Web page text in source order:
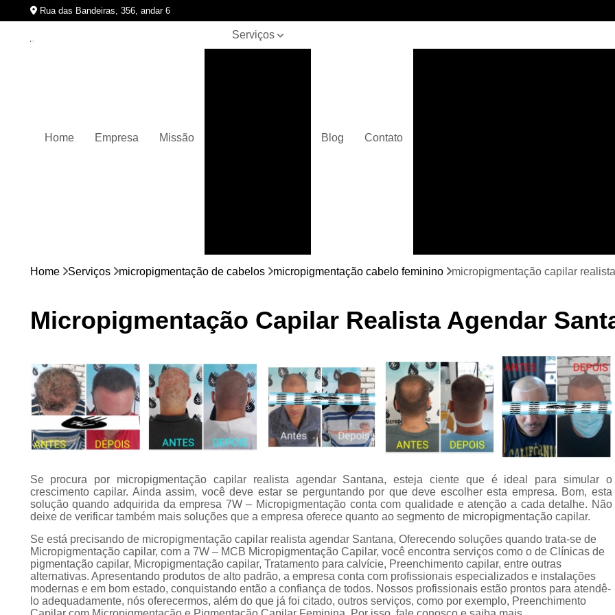
Rua das Bandeiras, 356, andar 6
Home Empresa Missão
Serviços
Preenchimento
calvície
Blog Contato
Curso de
Curso de
Curso de Micropigmentação Santo
Curso
Curso Presencial
Cursos de
Cursos de Micropigmentação de
Micropigmentação Capilar com
Micropigmentação Capilar em
Micropigmentação Capilar
Micropigmentação Capilar nas
Micropigmentação Capilar para
Micropigmentação Cabelo
Home Serviços micropigmentação de cabelos micropigmentação cabelo feminino micropigmentação capilar
Micropigmentação Capilar Realista Agendar
Se procura por micropigmentação capilar realista agendar Santana, esteja ciente que é ideal para simular o
crescimento capilar. Ainda assim, você deve estar se perguntando por que deve escolher esta empresa. Bom, esta
solução quando adquirida da empresa 7W – Micropigmentação conta com qualidade e atenção a cada detalhe. Não
deixe de verificar também mais soluções que a empresa oferece quanto ao segmento de micropigmentação capilar.
Se está precisando de micropigmentação capilar realista agendar Santana, Oferecendo soluções quando trata-se de
Micropigmentação capilar, com a 7W – MCB Micropigmentação Capilar, você encontra serviços como o de Clínicas de
pigmentação capilar, Micropigmentação capilar, Tratamento para calvície, Preenchimento capilar, entre outras
alternativas. Apresentando produtos de alto padrão, a empresa conta com profissionais especializados e instalações
modernas e em bom estado, conquistando então a confiança de todos. Nossos profissionais estão prontos para atendê-
lo adequadamente, nós oferecermos, além do que já foi citado, outros serviços, como por exemplo, Preenchimento